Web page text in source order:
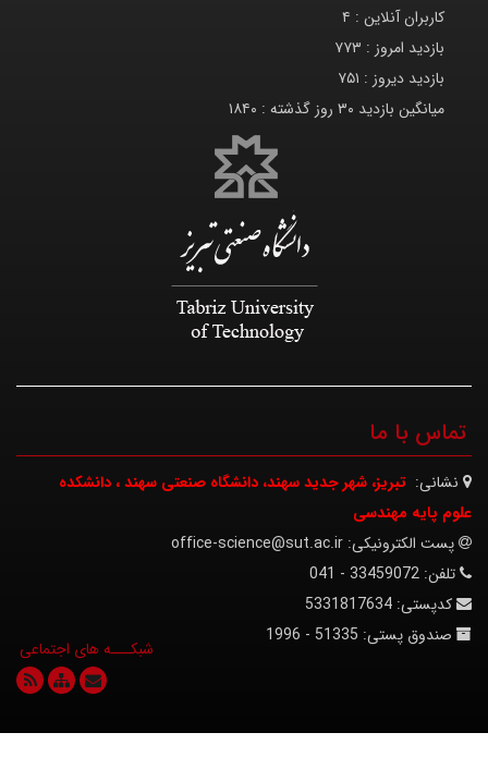
کاربران آنلاین : ۴
بازدید امروز : ۷۷۳
بازدید دیروز : ۷۵۱
میانگین بازدید ۳۰ روز گذشته :
۱۸۴۰
تماس با ما
نشانی: تبریز، شهر جدید سهند، دانشگاه صنعتی سهند ، دانشکده
علوم پایه مهندسی
پست الکترونیکی: office-science@sut.ac.ir
تلفن: 33459072 - 041
کدپستی: 5331817634
صندوق پستی: 51335 - 1996